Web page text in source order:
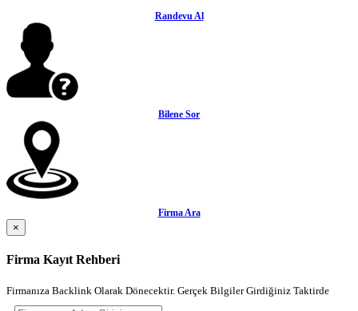
Randevu Al
Bilene Sor
Firma Ara
×
Firma Kayıt Rehberi
Firmanıza Backlink Olarak Dönecektir. Gerçek Bilgiler Girdiğiniz Taktirde